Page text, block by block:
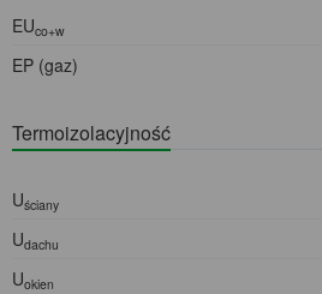
EUco+w
EP (gaz)
Termoizolacyjność
Uściany
Udachu
Uokien